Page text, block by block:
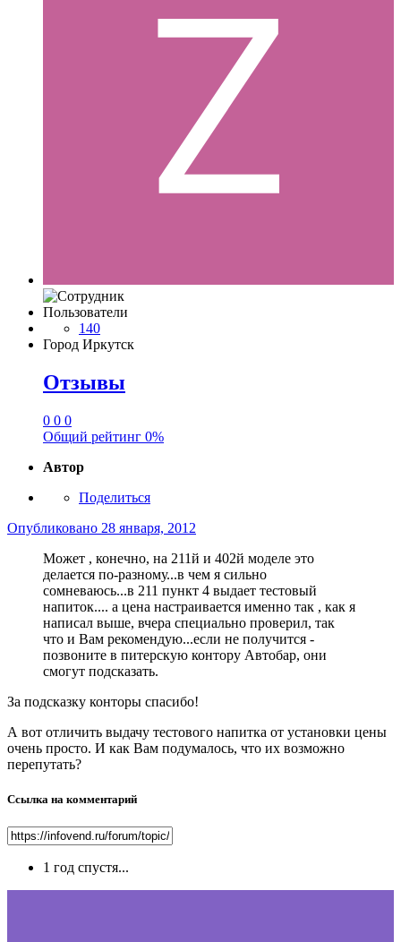
Пользователи
140
Город Иркутск
Отзывы
0 0 0
Общий рейтинг 0%
Автор
Поделиться
Опубликовано 28 января, 2012
Может , конечно, на 211й и 402й моделе это
делается по-разному...в чем я сильно
сомневаюсь...в 211 пункт 4 выдает тестовый
напиток.... а цена настраивается именно так , как я
написал выше, вчера специально проверил, так
что и Вам рекомендую...если не получится -
позвоните в питерскую контору Автобар, они
смогут подсказать.
За подсказку конторы спасибо!
А вот отличить выдачу тестового напитка от установки цены
очень просто. И как Вам подумалось, что их возможно
перепутать?
Ссылка на комментарий
1 год спустя...